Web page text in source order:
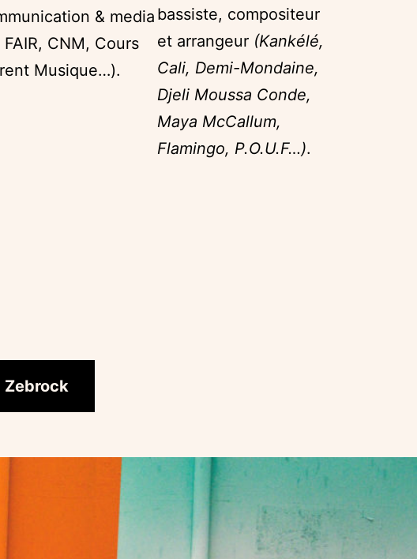
& media
FAIR, CNM, Cours
Musique…).
bassiste, compositeur
et arrangeur (Kankélé,
Cali, Demi-Mondaine,
Djeli Moussa Conde,
Maya McCallum,
Flamingo, P.O.U.F…).
Zebrock